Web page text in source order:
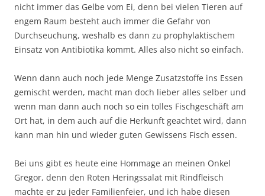
nicht immer das Gelbe vom Ei, denn bei vielen Tieren auf
engem Raum besteht auch immer die Gefahr von
Durchseuchung, weshalb es dann zu prophylaktischem
Einsatz von Antibiotika kommt. Alles also nicht so einfach.
Wenn dann auch noch jede Menge Zusatzstoffe ins Essen
gemischt werden, macht man doch lieber alles selber und
wenn man dann auch noch so ein tolles Fischgeschäft am
Ort hat, in dem auch auf die Herkunft geachtet wird, dann
kann man hin und wieder guten Gewissens Fisch essen.
Bei uns gibt es heute eine Hommage an meinen Onkel
Gregor, denn den Roten Heringssalat mit Rindfleisch
machte er zu jeder Familienfeier, und ich habe diesen